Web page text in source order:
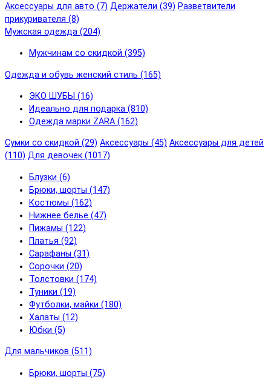
Аксессуары для авто (7) Держатели (39) Разветвители
прикуривателя (8)
Мужская одежда (204)
Мужчинам со скидкой (395)
Одежда и обувь женский стиль (165)
ЭКО ШУБЫ (16)
Идеально для подарка (810)
Одежда марки ZARA (162)
Сумки со скидкой (29) Аксессуары (45) Аксессуары для детей
(110) Для девочек (1017)
Блузки (6)
Брюки, шорты (147)
Костюмы (162)
Нижнее белье (47)
Пижамы (122)
Платья (92)
Сарафаны (31)
Сорочки (20)
Толстовки (174)
Туники (19)
Футболки, майки (180)
Халаты (12)
Юбки (5)
Для мальчиков (511)
Брюки, шорты (75)